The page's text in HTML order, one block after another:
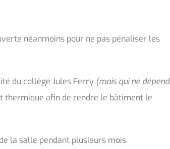
néanmoins pour ne pas pénaliser les
du collège Jules Ferry (mais qui ne dépend
thermique afin de rendre le bâtiment le
la salle pendant plusieurs mois.